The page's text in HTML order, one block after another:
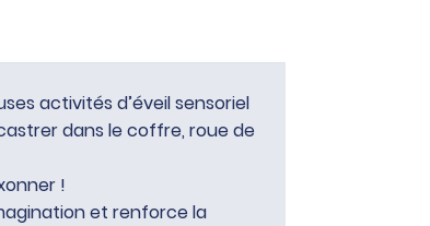
activités d’éveil sensoriel
dans le coffre, roue de
!
et renforce la